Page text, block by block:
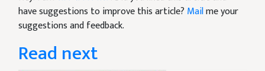
have suggestions to improve this article? Mailme your
suggestions and feedback.
Read next